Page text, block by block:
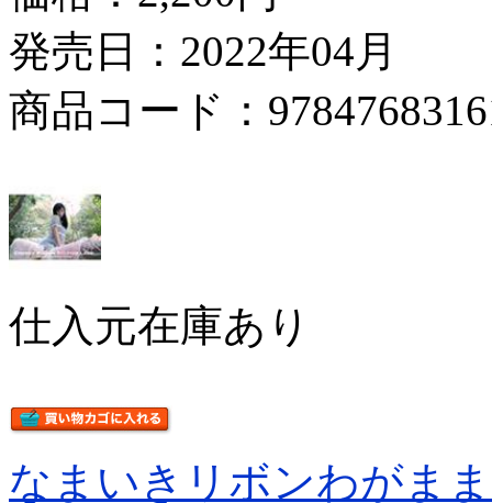
発売日：2022年04月
商品コード：
仕入元在庫あり
なまいきリボンわが